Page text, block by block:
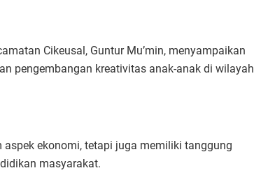
Cikeusal, Guntur Mu’min, menyampaikan
pengembangan kreativitas anak-anak di wilayah
ekonomi, tetapi juga memiliki tanggung
masyarakat.